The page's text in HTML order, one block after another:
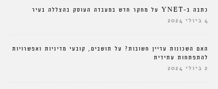
כתבה ב-YNET על מחקר חדש במעבדה העוסק בהצללה בעיר
4 ביולי 2024
האם השכונות עדיין חשובות? על תושבים, קובעי מדיניות ואפשרויות
להתפתחות עתידית
2 ביולי 2024